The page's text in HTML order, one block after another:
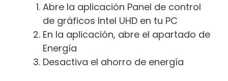
Abre la aplicación Panel de control
de gráficos Intel UHD en tu PC
En la aplicación, abre el apartado de
Energía
Desactiva el ahorro de energía